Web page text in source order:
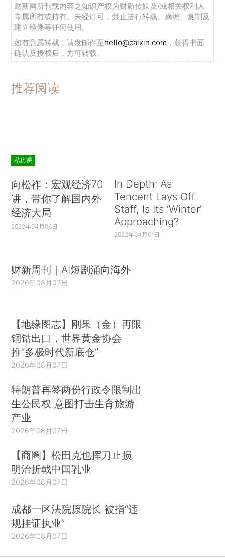
财新网所刊载内容之知识产权为财新传媒及/或相关权利人
专属所有或持有。未经许可，禁止进行转载、摘编、复制及
建立镜像等任何使用。
如有意愿转载，请发邮件至hello@caixin.com ，获得书面
确认及授权后，方可转载。
推荐阅读
私房课
向松祚：宏观经济70
讲，带你了解国内外
经济大局
2022年04月06日
In Depth: As
Tencent Lays Off
Staff, Is Its ‘Winter’
Approaching?
2022年04月01日
财新周刊｜AI短剧涌向海外
2026年08月07日
【地缘图志】刚果（金）再限
铜钴出口，世界黄金协会
推“多极时代新底仓”
2026年08月07日
特朗普再签两份行政令限制出
生公民权 意图打击生育旅游
产业
2026年08月07日
【商圈】松田克也挥刀止损
明治折戟中国乳业
2026年08月07日
成都一区法院原院长 被指“违
规挂证执业”
2026年08月07日